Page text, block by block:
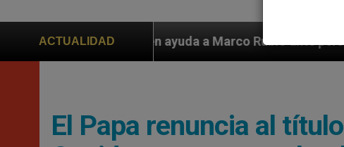
ACTUALIDAD
ayuda a Marco Rubio ante persecución de colonos
El Papa renuncia al